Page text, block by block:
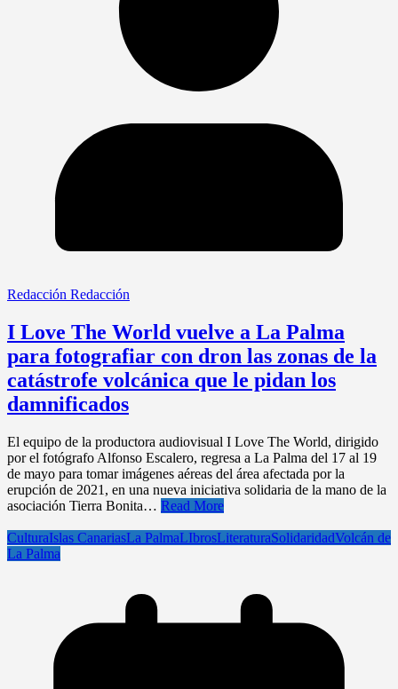
Redacción Redacción
I Love The World vuelve a La Palma
para fotografiar con dron las zonas de la
catástrofe volcánica que le pidan los
damnificados
El equipo de la productora audiovisual I Love The World, dirigido
por el fotógrafo Alfonso Escalero, regresa a La Palma del 17 al 19
de mayo para tomar imágenes aéreas del área afectada por la
erupción de 2021, en una nueva iniciativa solidaria de la mano de la
asociación Tierra Bonita… Read More
CulturaIslas CanariasLa PalmaLIbrosLiteraturaSolidaridadVolcán de
La Palma